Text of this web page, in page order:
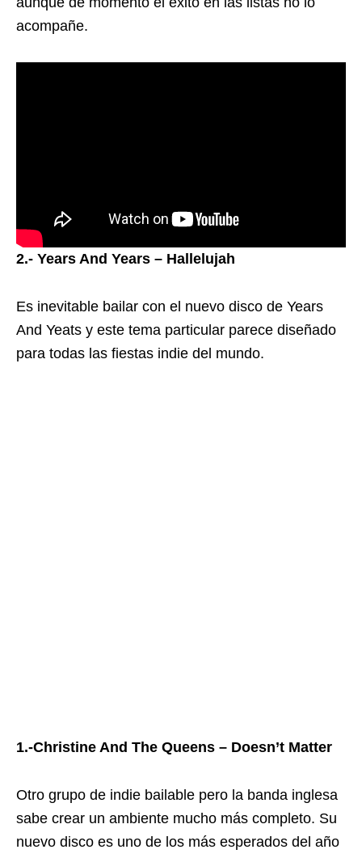
acompañe.
2.- Years And Years – Hallelujah
Es inevitable bailar con el nuevo disco de Years
And Yeats y este tema particular parece diseñado
para todas las fiestas indie del mundo.
1.-Christine And The Queens – Doesn’t Matter
Otro grupo de indie bailable pero la banda inglesa
sabe crear un ambiente mucho más completo. Su
nuevo disco es uno de los más esperados del año